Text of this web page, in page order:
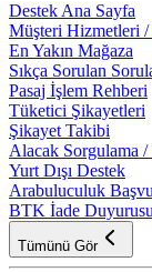
Destek Ana Sayfa
Müşteri Hizmetleri /
En Yakın Mağaza
Sıkça Sorulan
Pasaj İşlem Rehberi
Tüketici Şikayetleri
Şikayet Takibi
Alacak Sorgulama
Yurt Dışı Destek
Arabuluculuk
BTK İade Duyurusu
Tümünü Gör